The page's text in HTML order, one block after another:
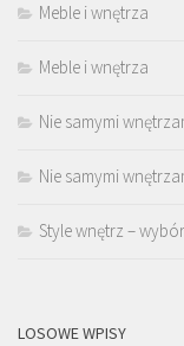
Meble i wnętrza
Meble i wnętrza
Nie samymi
Nie samymi
Style wnętrz –
LOSOWE WPISY